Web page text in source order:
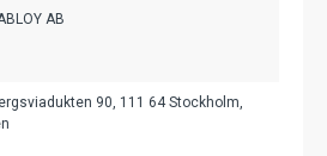
AB
90, 111 64 Stockholm,